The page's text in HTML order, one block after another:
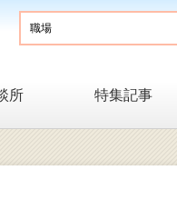
所 特集記事